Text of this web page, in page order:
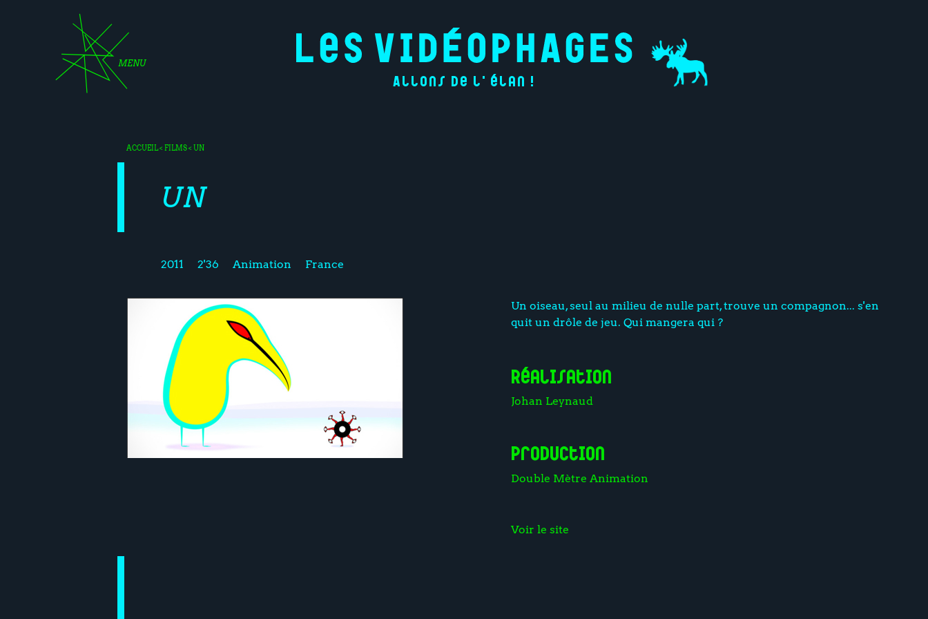
MENU
Allons de l'élan !
ACCUEIL<FILMS< UN
UN
2011 2'36 Animation France
Un oiseau, seul au milieu de nulle part, trouve un compagnon... s'en
quit un drôle de jeu. Qui mangera qui ?
Réalisation
Johan Leynaud
Production
Double Mètre Animation
Voir le site